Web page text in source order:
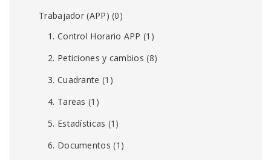
Trabajador (APP) (0)
1. Control Horario APP (1)
2. Peticiones y cambios (8)
3. Cuadrante (1)
4. Tareas (1)
5. Estadísticas (1)
6. Documentos (1)